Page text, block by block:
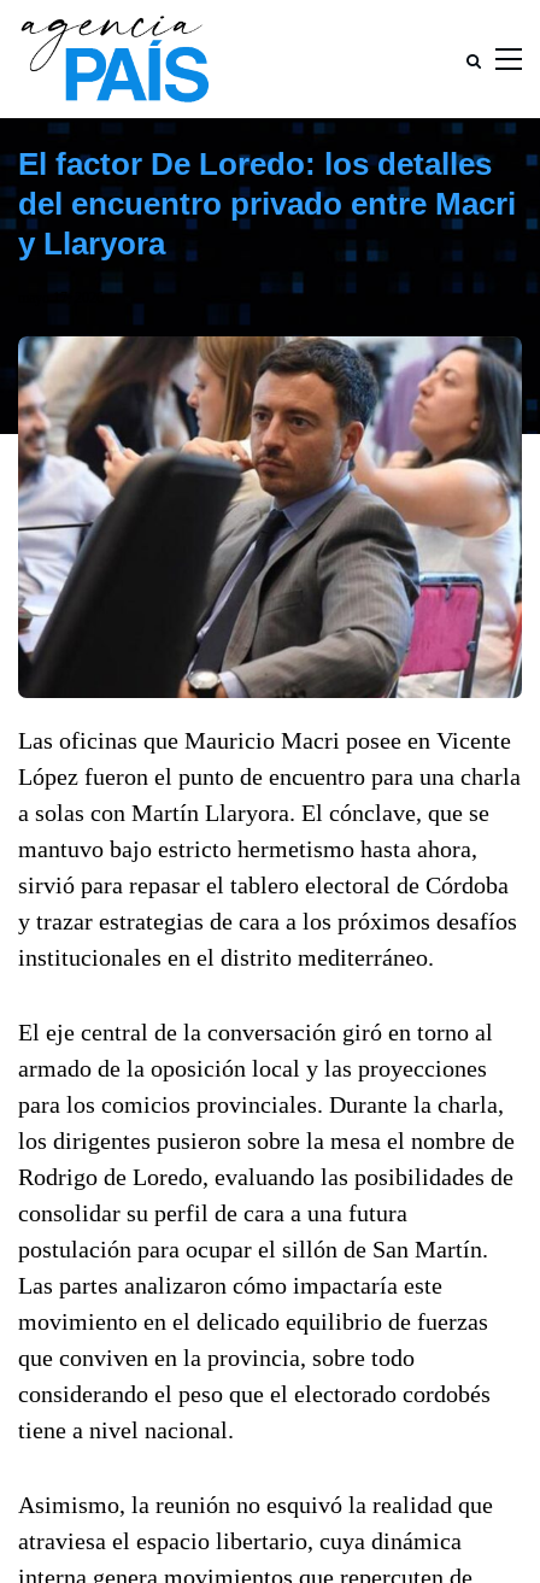
El factor De Loredo: los detalles
del encuentro privado entre Macri
y Llaryora
Las oficinas que Mauricio Macri posee en Vicente
López fueron el punto de encuentro para una charla
a solas con Martín Llaryora. El cónclave, que se
mantuvo bajo estricto hermetismo hasta ahora,
sirvió para repasar el tablero electoral de Córdoba
y trazar estrategias de cara a los próximos desafíos
institucionales en el distrito mediterráneo.
El eje central de la conversación giró en torno al
armado de la oposición local y las proyecciones
para los comicios provinciales. Durante la charla,
los dirigentes pusieron sobre la mesa el nombre de
Rodrigo de Loredo, evaluando las posibilidades de
consolidar su perfil de cara a una futura
postulación para ocupar el sillón de San Martín.
Las partes analizaron cómo impactaría este
movimiento en el delicado equilibrio de fuerzas
que conviven en la provincia, sobre todo
considerando el peso que el electorado cordobés
tiene a nivel nacional.
Asimismo, la reunión no esquivó la realidad que
atraviesa el espacio libertario, cuya dinámica
interna genera movimientos que repercuten de